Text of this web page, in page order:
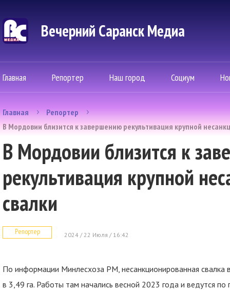
Вечерний Саранск Mедиа
Главная Репортер Наш город Социум
Главная
Репортер
В Мордовии близится к завершению рекультивация крупной
В Мордовии близится к
рекультивация крупной
свалки
Репортер 2024 / 22 Июля / 16:42
По информации Минлесхоза РМ, несанкционированная
в 3,49 га. Работы там начались весной 2023 года и ведутся по